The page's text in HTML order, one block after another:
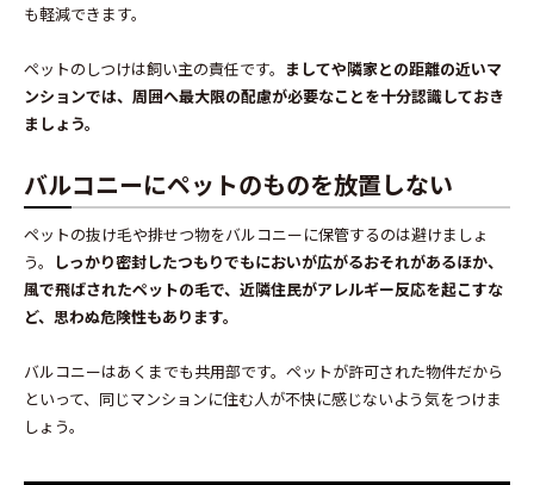
も軽減できます。
ペットのしつけは飼い主の責任です。 ましてや隣家との距離の近いマ
ンションでは、周囲へ最大限の配慮が必要なことを十分認識しておき
ましょう。
バルコニーにペットのものを放置しない
ペットの抜け毛や排せつ物をバルコニーに保管するのは避けましょ
う。
しっかり密封したつもりでもにおいが広がるおそれがあるほか、
風で飛ばされたペットの毛で、近隣住民がアレルギー反応を起こすな
ど、思わぬ危険性もあります。
バルコニーはあくまでも共用部です。ペットが許可された物件だから
といって、同じマンションに住む人が不快に感じないよう気をつけま
しょう。